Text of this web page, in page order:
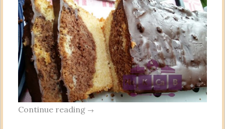
Continue reading →